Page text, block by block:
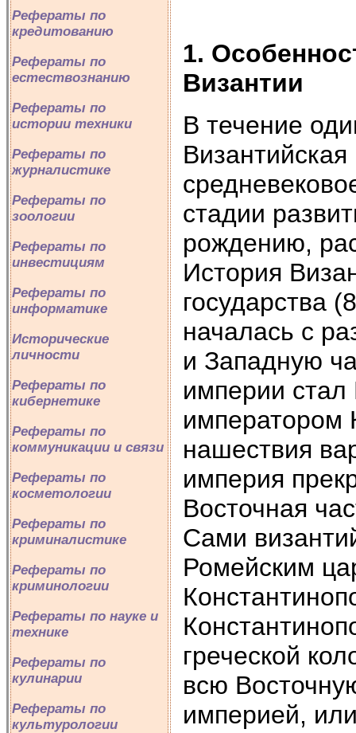
Рефераты по
кредитованию
Рефераты по
естествознанию
Рефераты по
истории техники
Рефераты по
журналистике
Рефераты по
зоологии
Рефераты по
инвестициям
Рефераты по
информатике
Исторические
личности
Рефераты по
кибернетике
Рефераты по
коммуникации и связи
Рефераты по
косметологии
Рефераты по
криминалистике
Рефераты по
криминологии
Рефераты по науке и
технике
Рефераты по
кулинарии
Рефераты по
культурологии
1.
Византии
В течение
стадии
рождению,
История
государства
началась с
и Западную
империи стал
императором
нашествия
империя
Восточная
Сами
Ромейским
греческой
всю
империей,